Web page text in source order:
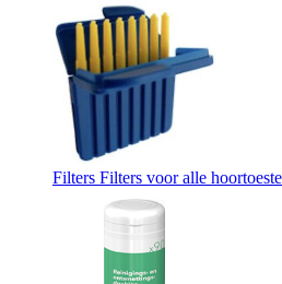
Filters Filters voor alle